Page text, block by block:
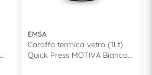
EMSA
Caraffa termica vetro (1Lt)
Quick Press MOTIVA Bianco